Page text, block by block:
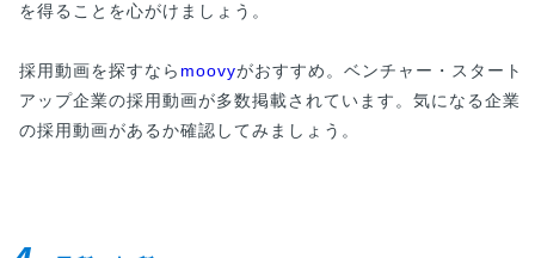
を得ることを心がけましょう。
採用動画を探すなら moovyがおすすめ。ベンチャー・スタート
アップ企業の採用動画が多数掲載されています。気になる企業
の採用動画があるか確認してみましょう。